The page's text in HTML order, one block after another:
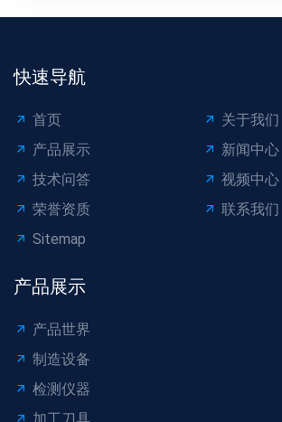
快速导航
首页
关于我们
产品展示
新闻中心
技术问答
视频中心
荣誉资质
联系我们
Sitemap
产品展示
产品世界
制造设备
检测仪器